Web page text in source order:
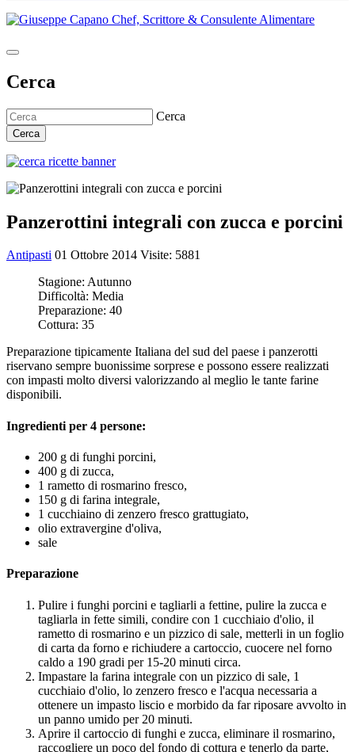
Cerca
Cerca
Cerca
Panzerottini integrali con zucca e porcini
Antipasti 01 Ottobre 2014 Visite: 5881
Stagione: Autunno
Difficoltà: Media
Preparazione: 40
Cottura: 35
Preparazione tipicamente Italiana del sud del paese i panzerotti
riservano sempre buonissime sorprese e possono essere realizzati
con impasti molto diversi valorizzando al meglio le tante farine
disponibili.
Ingredienti per 4 persone:
200 g di funghi porcini,
400 g di zucca,
1 rametto di rosmarino fresco,
150 g di farina integrale,
1 cucchiaino di zenzero fresco grattugiato,
olio extravergine d'oliva,
sale
Preparazione
Pulire i funghi porcini e tagliarli a fettine, pulire la zucca e
tagliarla in fette simili, condire con 1 cucchiaio d'olio, il
rametto di rosmarino e un pizzico di sale, metterli in un foglio
di carta da forno e richiudere a cartoccio, cuocere nel forno
caldo a 190 gradi per 15-20 minuti circa.
Impastare la farina integrale con un pizzico di sale, 1
cucchiaio d'olio, lo zenzero fresco e l'acqua necessaria a
ottenere un impasto liscio e morbido da far riposare avvolto in
un panno umido per 20 minuti.
Aprire il cartoccio di funghi e zucca, eliminare il rosmarino,
raccogliere un poco del fondo di cottura e tenerlo da parte,